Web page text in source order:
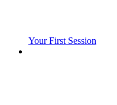
Your First Session